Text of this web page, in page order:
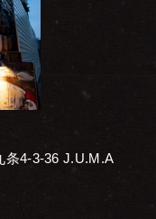
条4-3-36 J.U.M.A